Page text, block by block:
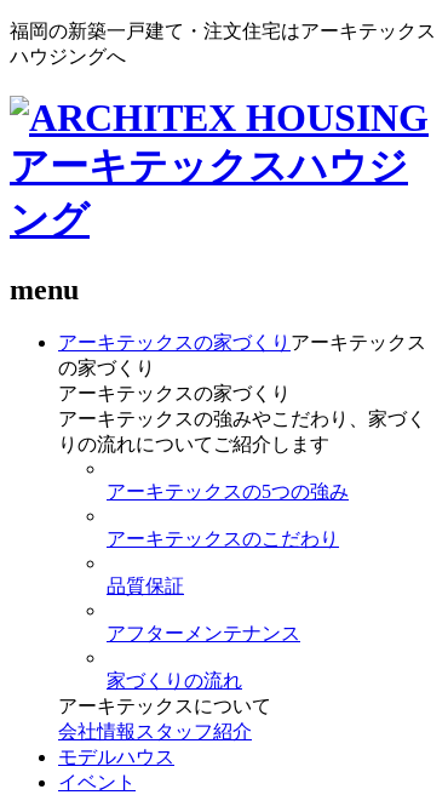
福岡の新築一戸建て・注文住宅はアーキテックス
ハウジングへ
menu
アーキテックスの家づくり アーキテックス
の家づくり
アーキテックスの家づくり
アーキテックスの強みやこだわり、家づく
りの流れについてご紹介します
アーキテックスの5つの強み
アーキテックスのこだわり
品質保証
アフターメンテナンス
家づくりの流れ
アーキテックスについて
会社情報 スタッフ紹介
モデルハウス
イベント